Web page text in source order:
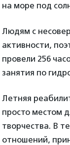
на море под
Людям с
активности,
провели 256
занятия по
Летняя
просто местом
творчества. В
отношений,